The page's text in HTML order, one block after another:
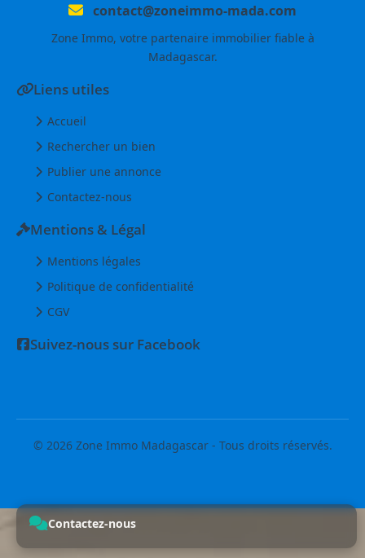
contact@zoneimmo-mada.com
Zone Immo, votre partenaire immobilier fiable à
Madagascar.
Liens utiles
Accueil
Rechercher un bien
Publier une annonce
Contactez-nous
Mentions & Légal
Mentions légales
Politique de confidentialité
CGV
Suivez-nous sur Facebook
© 2026 Zone Immo Madagascar - Tous droits réservés.
Contactez-nous